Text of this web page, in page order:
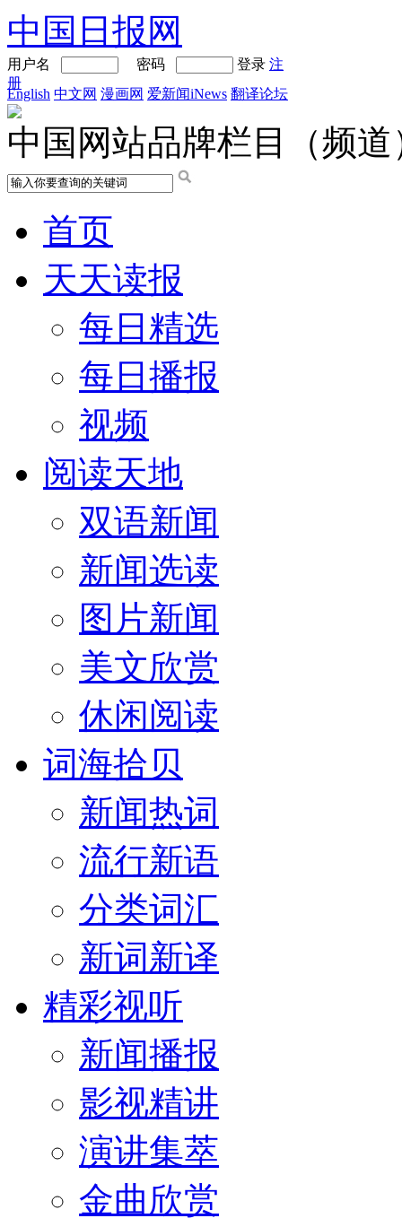
中国日报网
用户名 密码 登录 注
册
English 中文网 漫画网 爱新闻iNews 翻译论坛
中国网站品牌栏目（频道
首页
天天读报
每日精选
每日播报
视频
阅读天地
双语新闻
新闻选读
图片新闻
美文欣赏
休闲阅读
词海拾贝
新闻热词
流行新语
分类词汇
新词新译
精彩视听
新闻播报
影视精讲
演讲集萃
金曲欣赏